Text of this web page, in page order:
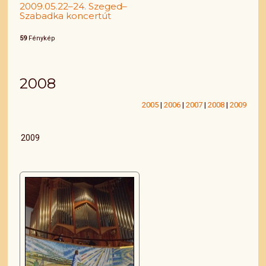
2009.05.22–24. Szeged–
Szabadka koncertút
59Fénykép
2008
2005| 2006| 2007| 2008| 2009
2009